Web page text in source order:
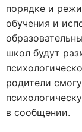
порядке и
обучения и
школ будут
родители
в сообщении.